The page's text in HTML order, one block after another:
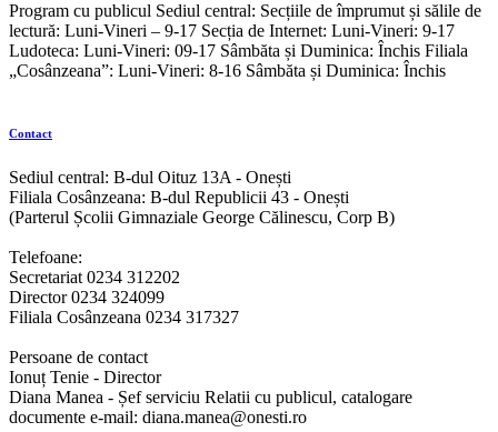
Program cu publicul Sediul central: Secțiile de împrumut și sălile de
lectură: Luni-Vineri – 9-17 Secția de Internet: Luni-Vineri: 9-17
Ludoteca: Luni-Vineri: 09-17 Sâmbăta și Duminica: Închis Filiala
„Cosânzeana”: Luni-Vineri: 8-16 Sâmbăta și Duminica: Închis
Contact
Sediul central: B-dul Oituz 13A - Onești
Filiala Cosânzeana: B-dul Republicii 43 - Onești
(Parterul Școlii Gimnaziale George Călinescu, Corp B)
Telefoane:
Secretariat 0234 312202
Director 0234 324099
Filiala Cosânzeana 0234 317327
Persoane de contact
Ionuț Tenie - Director
Diana Manea - Șef serviciu Relatii cu publicul, catalogare
documente e-mail: diana.manea@onesti.ro